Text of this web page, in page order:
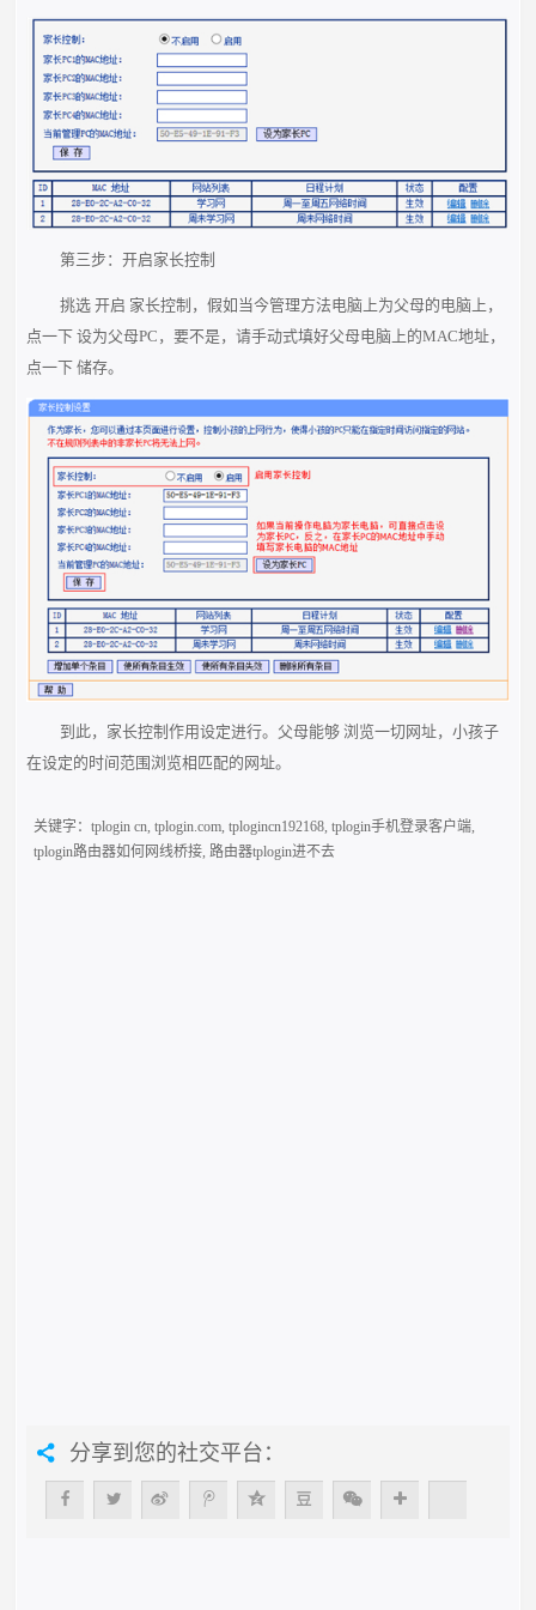
第三步：开启家长控制
挑选 开启 家长控制，假如当今管理方法电脑上为父母的电脑上，
点一下 设为父母PC，要不是，请手动式填好父母电脑上的MAC地址，
点一下 储存。
到此，家长控制作用设定进行。父母能够 浏览一切网址，小孩子
在设定的时间范围浏览相匹配的网址。
关键字：tplogin cn ,tplogin.com ,tplogincn192168 ,tplogin手机登录客户端
tplogin路由器如何网线桥接 路由器tplogin进不去
分享到您的社交平台：